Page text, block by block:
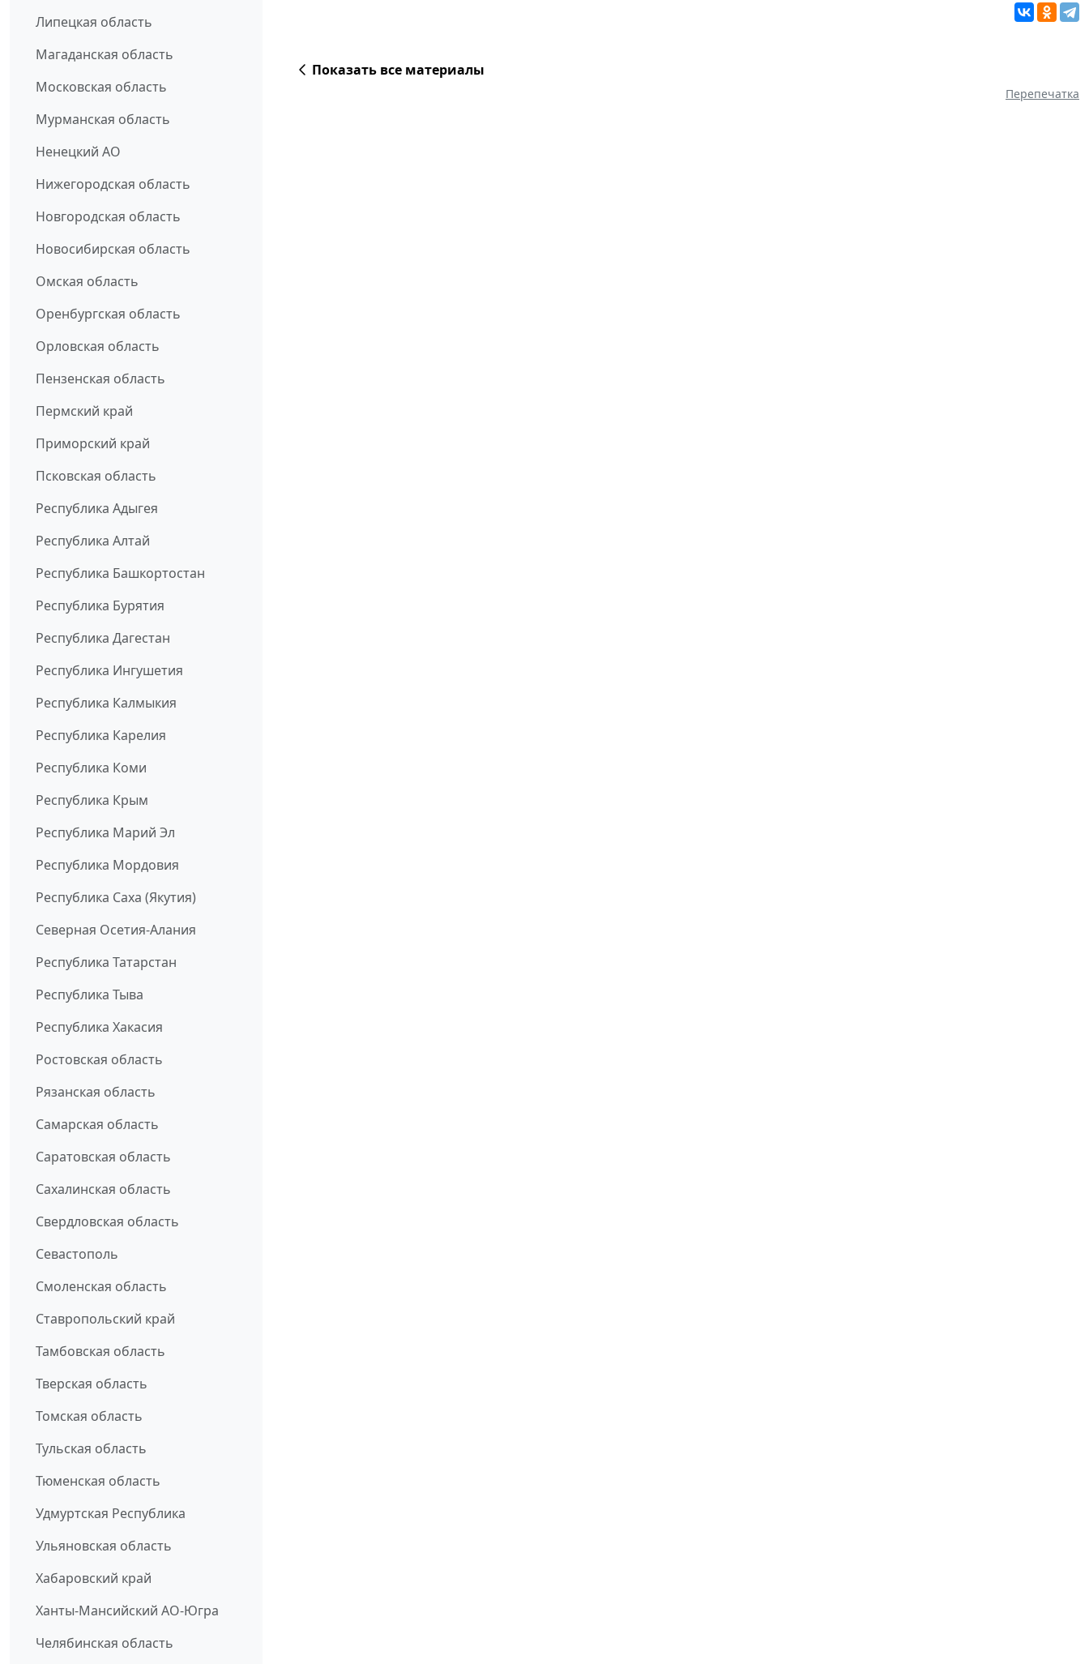
Липецкая область
Магаданская область
Московская область
Мурманская область
Ненецкий АО
Нижегородская область
Новгородская область
Новосибирская область
Омская область
Оренбургская область
Орловская область
Пензенская область
Пермский край
Приморский край
Псковская область
Республика Адыгея
Республика Алтай
Республика Башкортостан
Республика Бурятия
Республика Дагестан
Республика Ингушетия
Республика Калмыкия
Республика Карелия
Республика Коми
Республика Крым
Республика Марий Эл
Республика Мордовия
Республика Саха (Якутия)
Северная Осетия-Алания
Республика Татарстан
Республика Тыва
Республика Хакасия
Ростовская область
Рязанская область
Самарская область
Саратовская область
Сахалинская область
Свердловская область
Севастополь
Смоленская область
Ставропольский край
Тамбовская область
Тверская область
Томская область
Тульская область
Тюменская область
Удмуртская Республика
Ульяновская область
Хабаровский край
Ханты-Мансийский АО-Югра
Челябинская область
Показать все материалы
Перепечатка